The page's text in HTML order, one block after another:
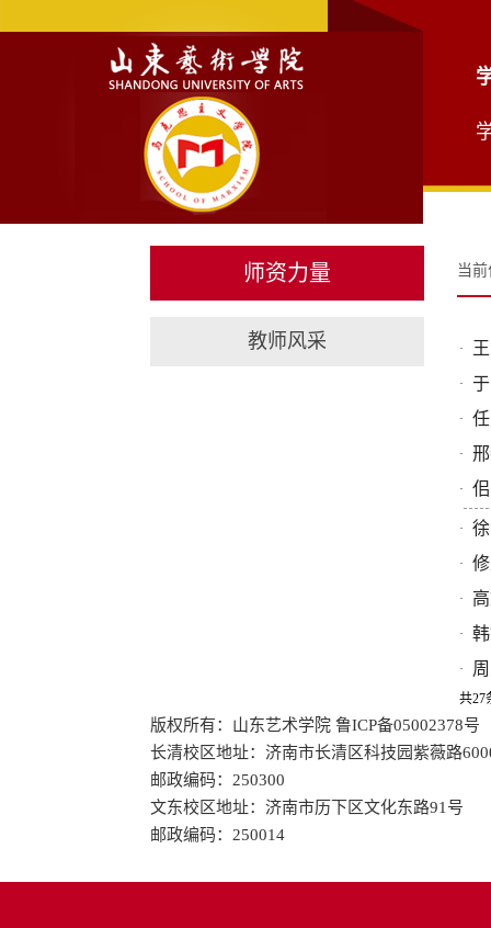
师资力量
教师风采
当
·
·
·
·
·
·
·
·
·
·
共27
版权所有：山东艺术学院 鲁ICP备05002378号
长清校区地址：济南市长清区科技园紫薇路
邮政编码：250300
文东校区地址：济南市历下区文化东路91号
邮政编码：250014